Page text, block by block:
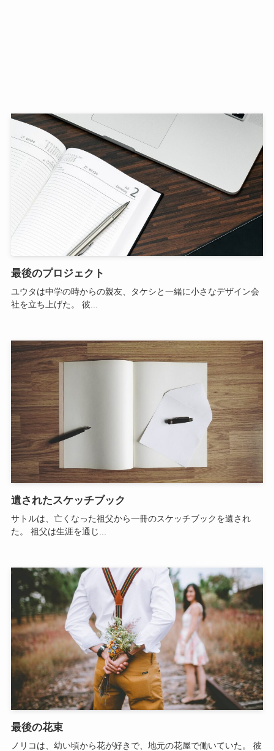
最後のプロジェクト
ユウタは中学の時からの親友、タケシと一緒に小さなデザイン会
社を立ち上げた。 彼...
遺されたスケッチブック
サトルは、亡くなった祖父から一冊のスケッチブックを遺され
た。 祖父は生涯を通じ...
最後の花束
ノリコは、幼い頃から花が好きで、地元の花屋で働いていた。 彼